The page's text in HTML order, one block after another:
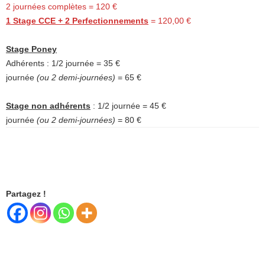
2 journées complètes = 120 €
1 Stage CCE + 2 Perfectionnements = 120,00 €
Stage Poney
Adhérents : 1/2 journée = 35 €
journée (ou 2 demi-journées) = 65 €
Stage non adhérents : 1/2 journée = 45 €
journée (ou 2 demi-journées) = 80 €
Partagez !